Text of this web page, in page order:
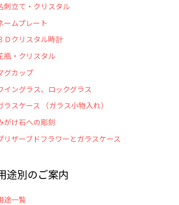
刺立て・クリスタル
ームプレート
Ｄクリスタル時計
瓶・クリスタル
グカップ
イングラス、ロックグラス
ラスケース （ガラス小物入れ）
がけ石への彫刻
リザーブドフラワーとガラスケース
途別のご案内
途一覧